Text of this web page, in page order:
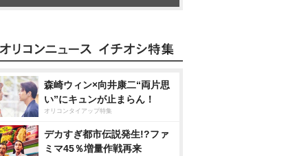
森崎ウィン×向井康二“両片思
い”にキュンが止まらん！
オリコンタイアップ特集
デカすぎ都市伝説発生!?ファ
ミマ45％増量作戦再来